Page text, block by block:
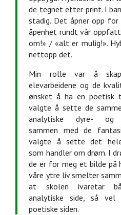
de tegnet etter print. I
stadig. Det åpner opp
åpenhet rundt vår
om!» / «alt er mulig!».
nettopp det.
Min rolle var å
elevarbeidene og de
ønsket å ha en poetisk
valgte å sette de
analytiske dyre- og
sammen med de
valgte å sette det
som handler om drøm. I
de er for meg et bilde på
våre ytre liv smelter
at skolen ivaretar
analytiske side, så
poetiske siden.